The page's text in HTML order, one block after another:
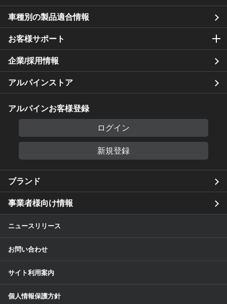
車種別の製品適合情報
お客様サポート
企業/採用情報
アルパインストア
アルパインお客様登録
ログイン
新規登録
ブランド
事業者様向け情報
ニュースリリース
お問い合わせ
サイト利用案内
個人情報保護方針